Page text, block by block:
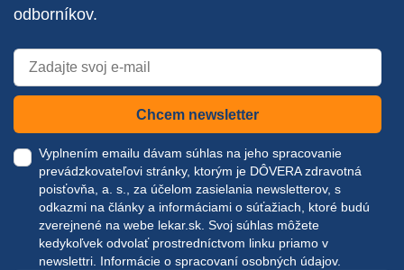
odborníkov.
Chcem newsletter
Vyplnením emailu dávam súhlas na jeho spracovanie
prevádzkovateľovi stránky, ktorým je DÔVERA zdravotná
poisťovňa, a. s., za účelom zasielania newsletterov, s
odkazmi na články a informáciami o súťažiach, ktoré budú
zverejnené na webe lekar.sk. Svoj súhlas môžete
kedykoľvek odvolať prostredníctvom linku priamo v
newslettri. Informácie o spracovaní osobných údajov.